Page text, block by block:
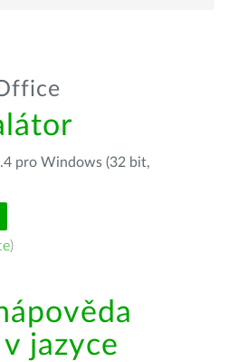
pro Windows (32 bit,
)
jazyce